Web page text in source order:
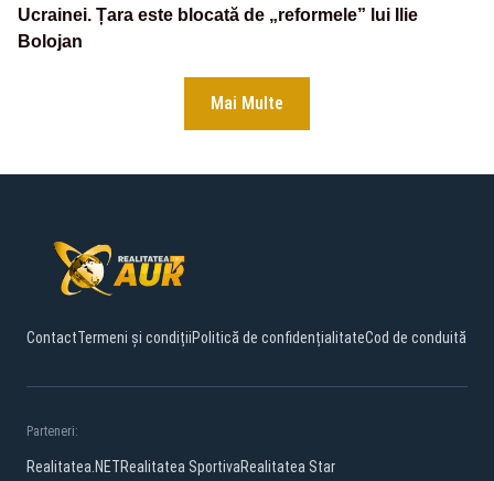
Ucrainei. Țara este blocată de „reformele” lui Ilie
Bolojan
Mai Multe
ContactTermeni și condițiiPolitică de confidențialitateCod de conduită
Parteneri:
Realitatea.NETRealitatea SportivaRealitatea Star